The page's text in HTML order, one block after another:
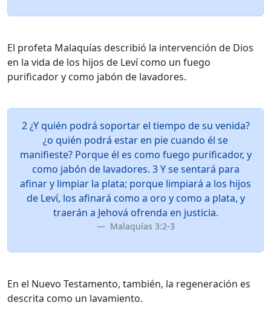
El profeta Malaquías describió la intervención de Dios
en la vida de los hijos de Leví como un fuego
purificador y como jabón de lavadores.
2 ¿Y quién podrá soportar el tiempo de su venida?
¿o quién podrá estar en pie cuando él se
manifieste? Porque él es como fuego purificador, y
como jabón de lavadores. 3 Y se sentará para
afinar y limpiar la plata; porque limpiará a los hijos
de Leví, los afinará como a oro y como a plata, y
traerán a Jehová ofrenda en justicia.
Malaquías 3:2-3
En el Nuevo Testamento, también, la regeneración es
descrita como un lavamiento.